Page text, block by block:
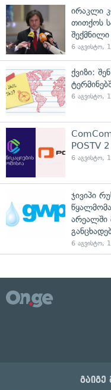
ირაკლი
თითქოს
6 აგვისტო,
ქვიზი:
6 აგვისტო,
POSTV
6 აგვისტო,
ჯივიპი
არეალში
6 აგვისტო,
გაიგე